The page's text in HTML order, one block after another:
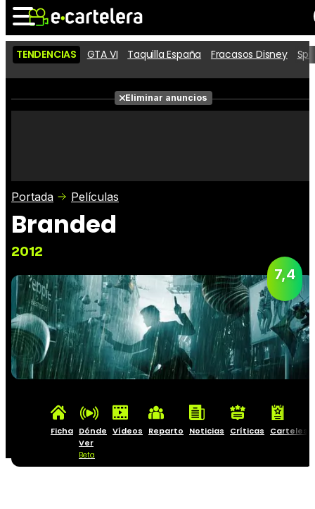
Noticias Cartelera
Películas
Críticas
TENDENCIAS GTA VI Taquilla España Fracasos Disney
Eliminar anuncios
Portada Películas
Branded
2012
7,4
Ficha Dónde
Ver
Beta
Vídeos Reparto Noticias Críticas Carteles